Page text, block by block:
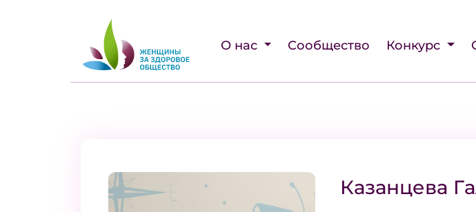
О нас Сообщество Конкурс
Казанцева